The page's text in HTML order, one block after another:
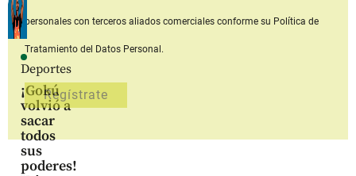
Deportes
¡Gokú
volvió a
sacar
todos
sus
poderes!
personales con terceros aliados comerciales conforme su Política de
Tratamiento del Datos Personal.